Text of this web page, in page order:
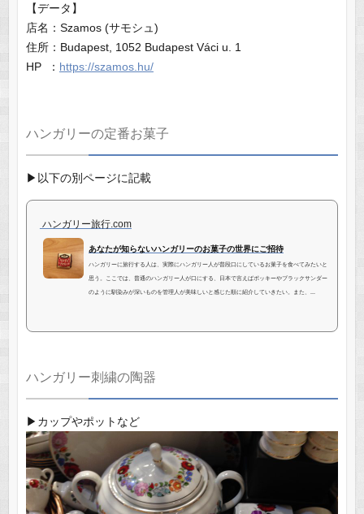
【データ】
店名：Szamos (サモシュ)
住所：Budapest, 1052 Budapest Váci u. 1
HP ： https://szamos.hu/
ハンガリーの定番お菓子
▶︎以下の別ページに記載
ハンガリー旅行.com
あなたが知らないハンガリーのお菓子の世界にご招待
ハンガリーに旅行する人は、実際にハンガリー人が普段口にしているお菓子を食べてみたいと
思う。ここでは、普通のハンガリー人が口にする、日本で言えばポッキーやブラックサンダー
のように馴染みが深いものを管理人が美味しいと感じた順に紹介していきたい。また、...
ハンガリー刺繍の陶器
▶︎カップやポットなど